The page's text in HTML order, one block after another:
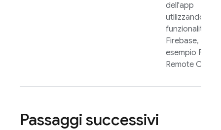
dell'app
utilizzando
funzionalità di
Firebase, ad
esempio FCM
Remote Config
Passaggi successivi